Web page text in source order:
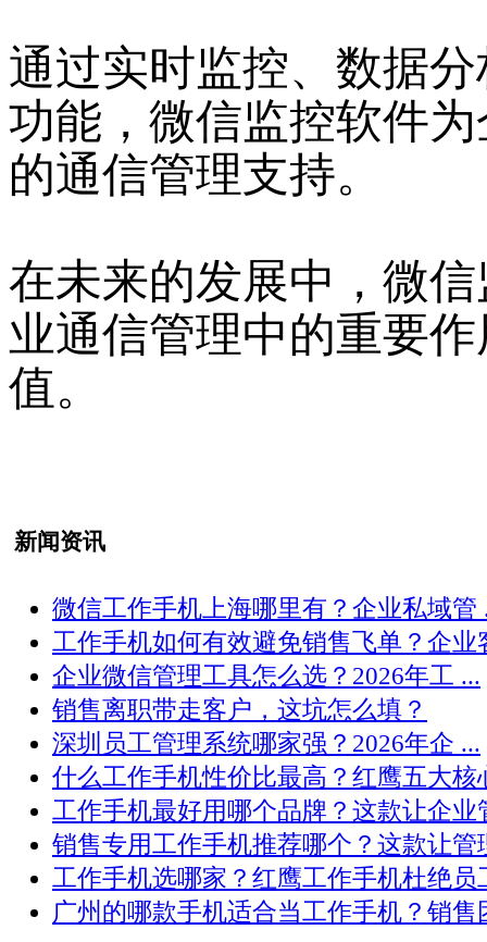
通过实时监控、数据
功能，微信监控软件
的通信管理支持。
在未来的发展中，微
业通信管理中的重要
值。
新闻资讯
微信工作手机上海哪里有？企业私域管
工作手机如何有效避免销售飞单？企业
企业微信管理工具怎么选？2026年工 ...
销售离职带走客户，这坑怎么填？
深圳员工管理系统哪家强？2026年企 ...
什么工作手机性价比最高？红鹰五大核
工作手机最好用哪个品牌？这款让企业
销售专用工作手机推荐哪个？这款让管
工作手机选哪家？红鹰工作手机杜绝员
广州的哪款手机适合当工作手机？销售